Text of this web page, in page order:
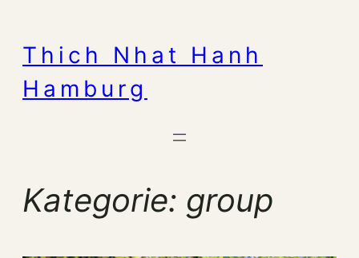
Inhalt
springen
Thich Nhat Hanh
Hamburg
Kategorie: group